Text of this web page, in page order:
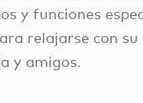
y funciones
relajarse con su
y amigos.